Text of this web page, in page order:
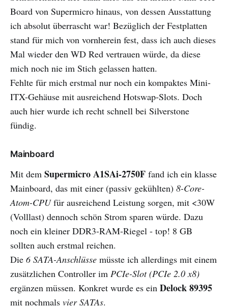
Board von Supermicro hinaus, von dessen Ausstattung
ich absolut überrascht war! Bezüglich der Festplatten
stand für mich von vornherein fest, dass ich auch dieses
Mal wieder den WD Red vertrauen würde, da diese
mich noch nie im Stich gelassen hatten.
Fehlte für mich erstmal nur noch ein kompaktes Mini-
ITX-Gehäuse mit ausreichend Hotswap-Slots. Doch
auch hier wurde ich recht schnell bei Silverstone
fündig.
Mainboard
Mit dem Supermicro A1SAi-2750F fand ich ein klasse
Mainboard, das mit einer (passiv gekühlten) 8-Core-
Atom-CPUfür ausreichend Leistung sorgen, mit <30W
(Volllast) dennoch schön Strom sparen würde. Dazu
noch ein kleiner DDR3-RAM-Riegel - top! 8 GB
sollten auch erstmal reichen.
Die 6 SATA-Anschlüsse müsste ich allerdings mit einem
zusätzlichen Controller im PCIe-Slot (PCIe 2.0 x8)
ergänzen müssen. Konkret wurde es ein Delock 89395
mit nochmals vier SATAs.